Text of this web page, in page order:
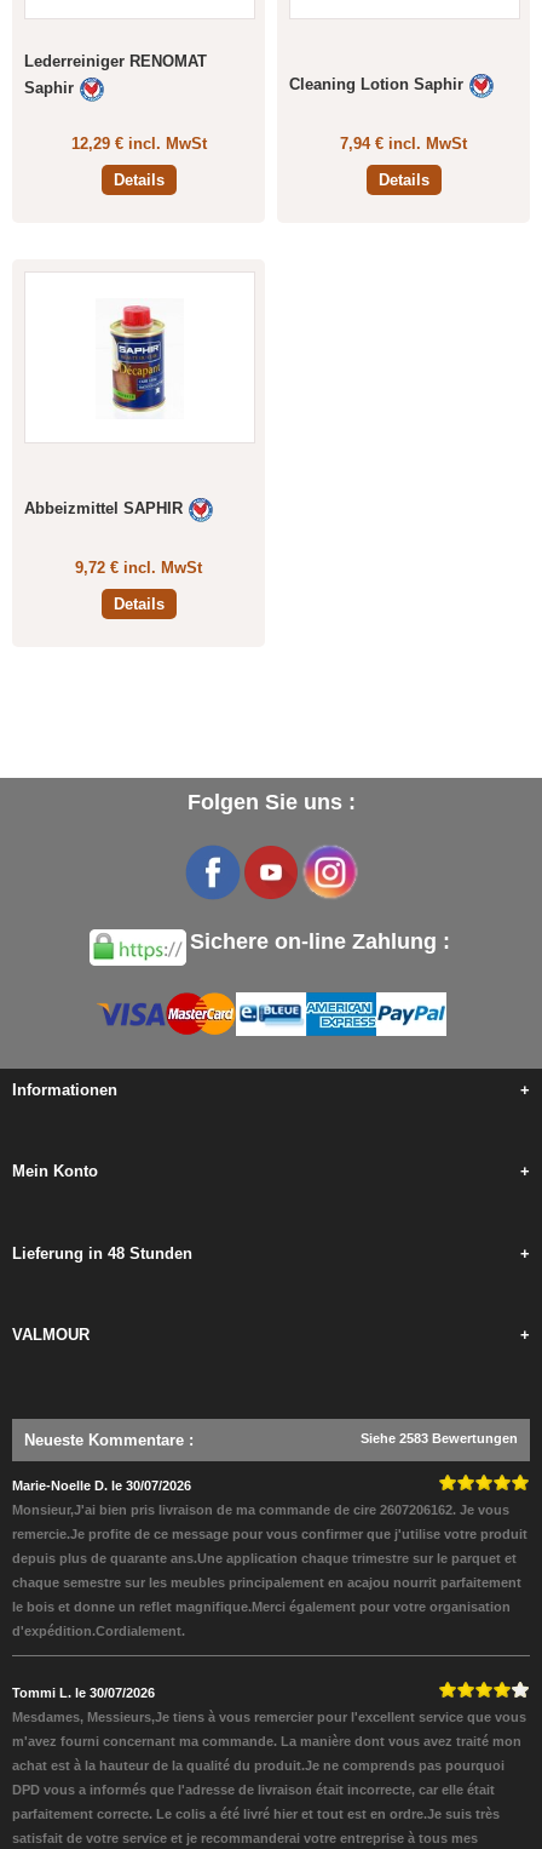
Lederreiniger RENOMAT
Saphir
12,29 € incl. MwSt
Details
Cleaning Lotion Saphir
7,94 € incl. MwSt
Details
Abbeizmittel SAPHIR
9,72 € incl. MwSt
Details
Folgen Sie uns :
Sichere on-line Zahlung :
Informationen +
Mein Konto +
Lieferung in 48 Stunden +
VALMOUR +
Neueste Kommentare : Siehe 2583 Bewertungen
Marie-Noelle D. le 30/07/2026
Monsieur,J'ai bien pris livraison de ma commande de cire 2607206162. Je vous
remercie.Je profite de ce message pour vous confirmer que j'utilise votre produit
depuis plus de quarante ans.Une application chaque trimestre sur le parquet et
chaque semestre sur les meubles principalement en acajou nourrit parfaitement
le bois et donne un reflet magnifique.Merci également pour votre organisation
d'expédition.Cordialement.
Tommi L. le 30/07/2026
Mesdames, Messieurs,Je tiens à vous remercier pour l'excellent service que vous
m'avez fourni concernant ma commande. La manière dont vous avez traité mon
achat est à la hauteur de la qualité du produit.Je ne comprends pas pourquoi
DPD vous a informés que l'adresse de livraison était incorrecte, car elle était
parfaitement correcte. Le colis a été livré hier et tout est en ordre.Je suis très
satisfait de votre service et je recommanderai votre entreprise à tous mes